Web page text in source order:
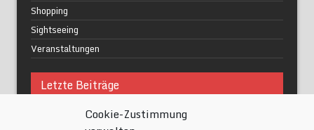
Cookie-Zustimmung
Shopping
Sightseeing
Veranstaltungen
Letzte Beiträge
Was macht urbane Lebensqualität wirklich aus?